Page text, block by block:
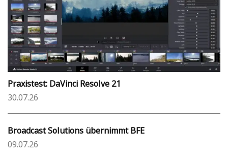
Praxistest: DaVinci Resolve 21
30.07.26
Broadcast Solutions übernimmt BFE
09.07.26